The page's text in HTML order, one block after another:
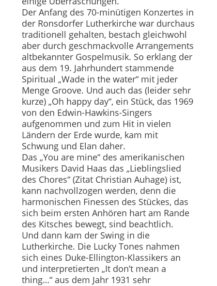
Der Anfang des 70-minütigen Konzertes in
der Ronsdorfer Lutherkirche war durchaus
traditionell gehalten, bestach gleichwohl
aber durch geschmackvolle Arrangements
altbekannter Gospelmusik. So erklang der
aus dem 19. Jahrhundert stammende
Spiritual „Wade in the water“ mit jeder
Menge Groove. Und auch das (leider sehr
kurze) „Oh happy day“, ein Stück, das 1969
von den Edwin-Hawkins-Singers
aufgenommen und zum Hit in vielen
Ländern der Erde wurde, kam mit
Schwung und Elan daher.
Das „You are mine“ des amerikanischen
Musikers David Haas das „Lieblingslied
des Chores“ (Zitat Christian Auhage) ist,
kann nachvollzogen werden, denn die
harmonischen Finessen des Stückes, das
sich beim ersten Anhören hart am Rande
des Kitsches bewegt, sind beachtlich.
Und dann kam der Swing in die
Lutherkirche. Die Lucky Tones nahmen
sich eines Duke-Ellington-Klassikers an
und interpretierten „It don’t mean a
thing…“ aus dem Jahr 1931 sehr